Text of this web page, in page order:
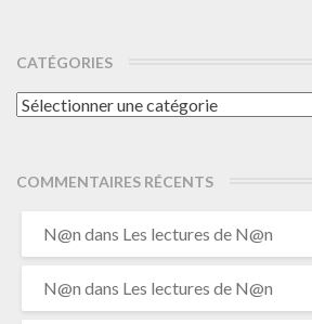
CATÉGORIES
Catégories
COMMENTAIRES RÉCENTS
N@n dans Les lectures de N@n
N@n dans Les lectures de N@n